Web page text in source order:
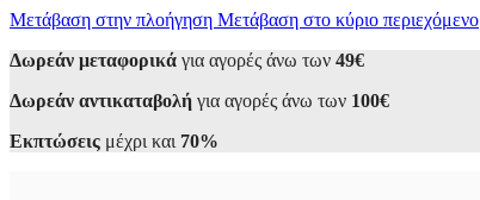
Μετάβαση στην πλοήγηση Μετάβαση στο κύριο περιεχόμενο
Δωρεάν μεταφορικά για αγορές άνω των 49€
Δωρεάν αντικαταβολή για αγορές άνω των 100€
Εκπτώσεις μέχρι και 70%
Sneakers
Casual
Oxfords
Σκαρπίνια